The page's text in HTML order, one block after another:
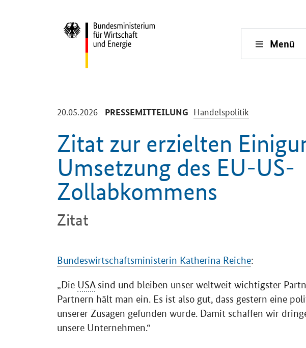
Menü
20.05.2026 -
PRESSEMITTEILUNG -
Handelspolitik
Zitat zur erzielten
Umsetzung des EU-US-
Zollabkommens
Zitat
Bundeswirtschaftsministerin Katherina Reiche:
„Die USAsind und bleiben unser weltweit wichtigster
Partnern hält man ein. Es ist also gut, dass gestern eine
unserer Zusagen gefunden wurde. Damit schaffen wir
unsere Unternehmen.“